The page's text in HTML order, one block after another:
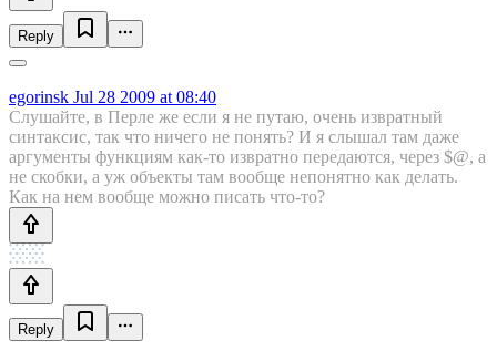
Reply
egorinsk Jul 28 2009 at 08:40
Слушайте, в Перле же если я не путаю, очень извратный
синтаксис, так что ничего не понять? И я слышал там даже
аргументы функциям как-то извратно передаются, через $@, а
не скобки, а уж объекты там вообще непонятно как делать.
Как на нем вообще можно писать что-то?
Reply